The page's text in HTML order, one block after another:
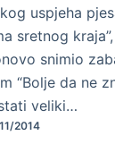
uspjeha
sretnog
snimio
“Bolje da ne
veliki…
2014